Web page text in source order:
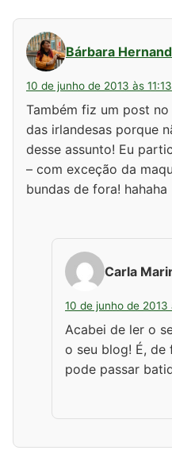
Bárbara
10 de junho de 2013 às 11:13
Também fiz um post
das irlandesas porque
desse assunto! Eu
– com exceção da
bundas de fora! hahaha
Carla
10 de junho de 2013
Acabei de ler o
o seu blog! É, de
pode passar